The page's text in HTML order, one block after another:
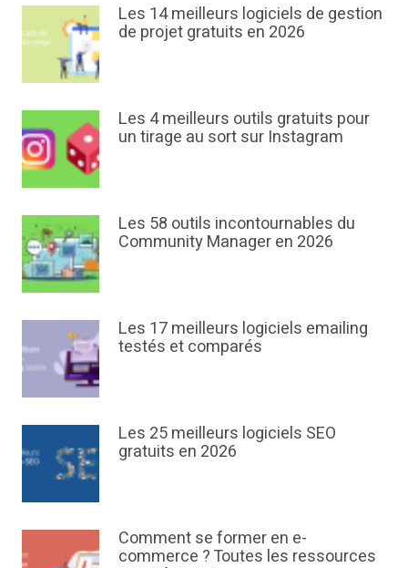
Les 14 meilleurs logiciels de gestion
de projet gratuits en 2026
Les 4 meilleurs outils gratuits pour
un tirage au sort sur Instagram
Les 58 outils incontournables du
Community Manager en 2026
Les 17 meilleurs logiciels emailing
testés et comparés
Les 25 meilleurs logiciels SEO
gratuits en 2026
Comment se former en e-
commerce ? Toutes les ressources